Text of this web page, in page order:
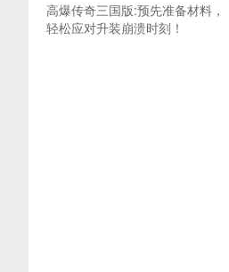
高爆传奇三国版:预先准备材料，
轻松应对升装崩溃时刻！